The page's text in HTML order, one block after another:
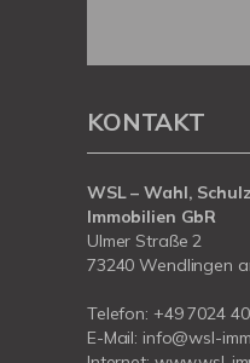
KONTAKT
WSL – Wahl,
Immobilien GbR
Ulmer Straße 2
73240 Wendlingen
Telefon: +49 7024
E-Mail: info@wsl-